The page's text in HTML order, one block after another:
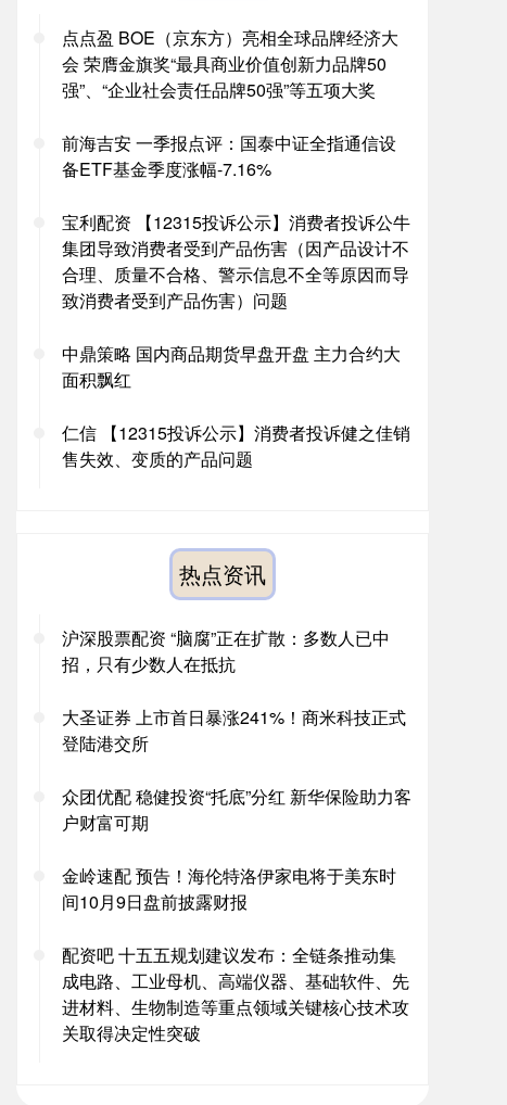
点点盈 BOE（京东方）亮相全球品牌经济大
会 荣膺金旗奖“最具商业价值创新力品牌50
强”、“企业社会责任品牌50强”等五项大奖
前海吉安 一季报点评：国泰中证全指通信设
备ETF基金季度涨幅-7.16%
宝利配资 【12315投诉公示】消费者投诉公牛
集团导致消费者受到产品伤害（因产品设计不
合理、质量不合格、警示信息不全等原因而导
致消费者受到产品伤害）问题
中鼎策略 国内商品期货早盘开盘 主力合约大
面积飘红
仁信 【12315投诉公示】消费者投诉健之佳销
售失效、变质的产品问题
热点资讯
沪深股票配资 “脑腐”正在扩散：多数人已中
招，只有少数人在抵抗
大圣证券 上市首日暴涨241%！商米科技正式
登陆港交所
众团优配 稳健投资“托底”分红 新华保险助力客
户财富可期
金岭速配 预告！海伦特洛伊家电将于美东时
间10月9日盘前披露财报
配资吧 十五五规划建议发布：全链条推动集
成电路、工业母机、高端仪器、基础软件、先
进材料、生物制造等重点领域关键核心技术攻
关取得决定性突破